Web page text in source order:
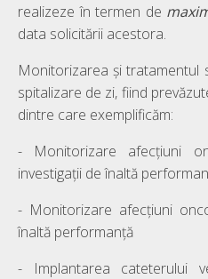
realizeze în termen de
data solicitării acestora.
Monitorizarea și tratamentul
spitalizare de zi, fiind
dintre care exemplificăm:
- Monitorizare afecţiuni
investigaţii de înaltă
- Monitorizare afecţiuni
înaltă performanţă
- Implantarea cateterului